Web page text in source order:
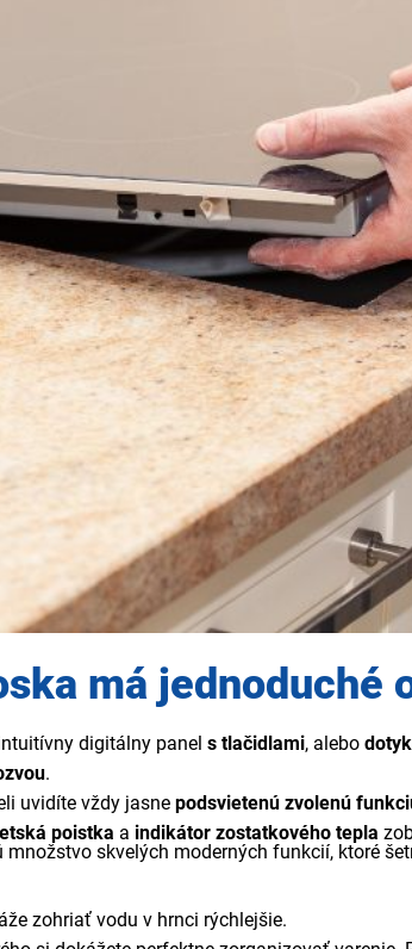
má jednoduché
digitálny panel s tlačidlami, alebo
.
uvidíte vždy jasne podsvietenú zvolenú
poistka a indikátor zostatkového tepla
množstvo skvelých moderných funkcií, ktoré
zohriať vodu v hrnci rýchlejšie.